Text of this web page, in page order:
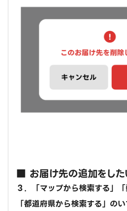
■ お届け先の追加をし
３．「マップから検索する」
「都道府県から検索する」の